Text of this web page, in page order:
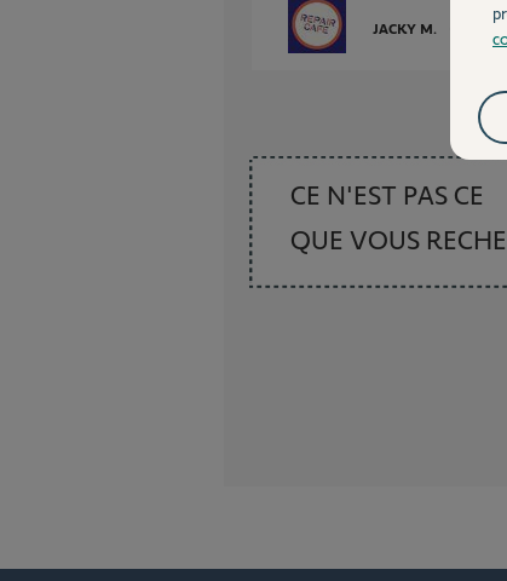
JACKY M. il y a
CE N'EST PAS CE
QUE VOUS